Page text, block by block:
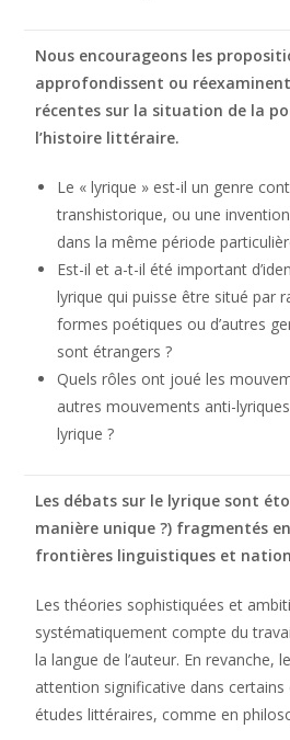
Nous encourageons les
approfondissent ou
récentes sur la situation de la
l’histoire littéraire.
Le « lyrique » est-il un genre
transhistorique, ou une
dans la même période
Est-il et a-t-il été important
lyrique qui puisse être situé par
formes poétiques ou d’autres
sont étrangers ?
Quels rôles ont joué les
autres mouvements anti-
lyrique ?
Les débats sur le lyrique sont
manière unique ?) fragmentés
frontières linguistiques et
Les théories sophistiquées et
systématiquement compte du
la langue de l’auteur. En revanche,
attention significative dans
études littéraires, comme en